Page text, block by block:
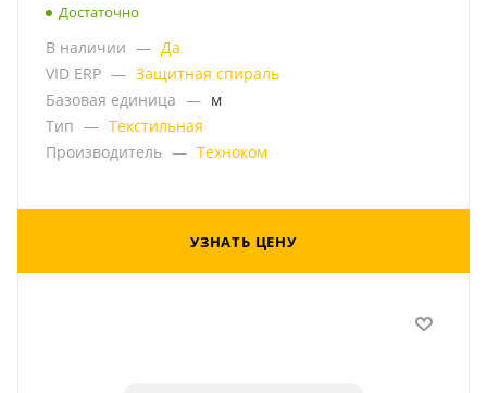
Достаточно
В наличии — Да
VID ERP — Защитная спираль
Базовая единица — м
Тип — Текстильная
Производитель — Техноком
УЗНАТЬ ЦЕНУ